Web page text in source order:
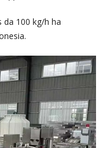
da 100 kg/h ha